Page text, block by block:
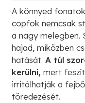
A könnyed
copfok nemcsak
a nagy melegben.
hajad, miközben
hatását. A túl
kerülni, mert
irritálhatják a
töredezését.